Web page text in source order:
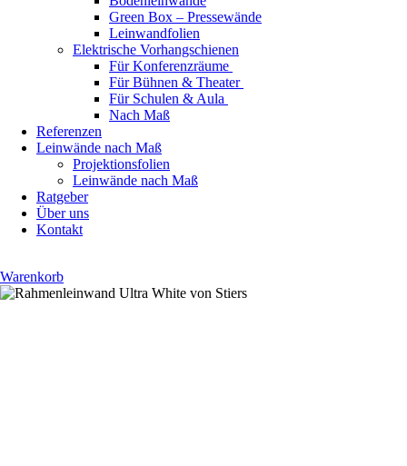
Green Box – Pressewände
Leinwandfolien
Elektrische Vorhangschienen
Für Konferenzräume
Für Bühnen & Theater
Für Schulen & Aula
Nach Maß
Referenzen
Leinwände nach Maß
Projektionsfolien
Leinwände nach Maß
Ratgeber
Über uns
Kontakt
Warenkorb